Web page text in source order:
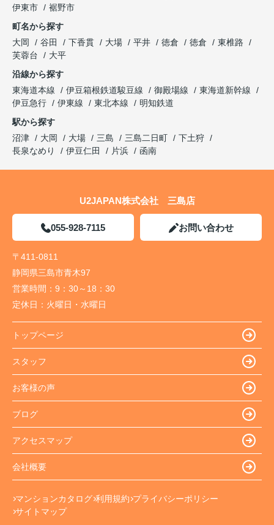
伊東市
裾野市
町名から探す
大岡
谷田 下香貫 大場 平井 徳倉 徳倉
東椎路
芙蓉台
大平
沿線から探す
東海道本線
伊豆箱根鉄道駿豆線 御殿場線
東海道新幹線
伊豆急行
伊東線 東北本線
明知鉄道
駅から探す
沼津
大岡 大場 三島 三島二日町
下土狩
長泉なめり
伊豆仁田 片浜 函南
U2JAPAN株式会社 三島店
055-928-7115 お問い合わせ
〒411-0811
静岡県三島市青木97
営業時間： 9：30～18：30
定休日： 火曜日・水曜日
トップページ
スタッフ
お客様の声
ブログ
アクセスマップ
会社概要
マンションカタログ 利用規約 プライバシーポリシー
サイトマップ